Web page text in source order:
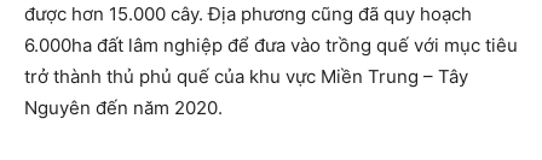
được hơn 15.000 cây. Địa phương cũng đã quy hoạch
6.000ha đất lâm nghiệp để đưa vào trồng quế với mục tiêu
trở thành thủ phủ quế của khu vực Miền Trung – Tây
Nguyên đến năm 2020.